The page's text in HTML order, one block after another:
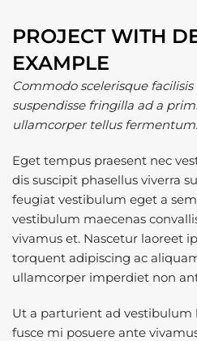
PROJECT WITH
EXAMPLE
Commodo scelerisque
suspendisse fringilla ad a
ullamcorper tellus fermentum.
Eget tempus praesent nec
dis suscipit phasellus viverra
feugiat vestibulum eget a
vestibulum maecenas
vivamus et. Nascetur laoreet
torquent adipiscing ac
ullamcorper imperdiet non
Ut a parturient ad vestibulum
fusce mi posuere ante